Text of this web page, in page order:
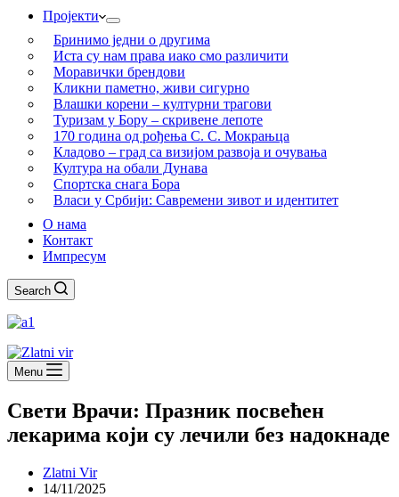
Пројекти
Бринимо једни о другима
Иста су нам права иако смо различити
Моравички брендови
Кликни паметно, живи сигурно
Влашки корени – културни трагови
Туризам у Бору – скривене лепоте
170 година од рођења С. С. Мокрањца
Кладово – град са визијом развоја и очувања
Култура на обали Дунава
Спортска снага Бора
Власи у Србији: Савремени зивот и идентитет
О нама
Контакт
Импресум
Search
Menu
Свети Врачи: Празник посвећен
лекарима који су лечили без надокнаде
Zlatni Vir
14/11/2025